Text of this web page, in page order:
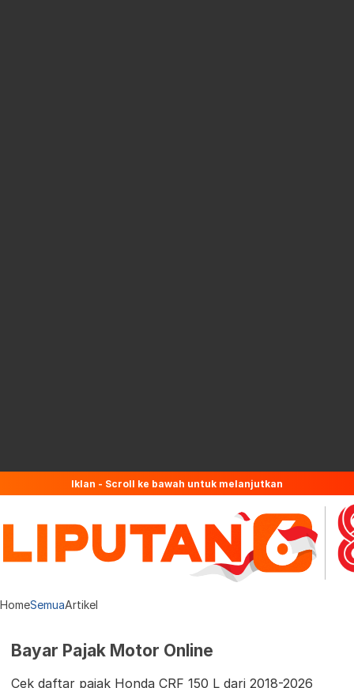
Iklan - Scroll ke bawah untuk melanjutkan
HomeSemuaArtikel
Bayar Pajak Motor Online
Cek daftar pajak Honda CRF 150 L dari 2018-2026